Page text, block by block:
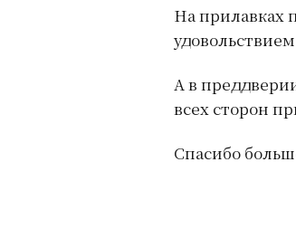
На прилавках
А в
всех сторон
Спасибо